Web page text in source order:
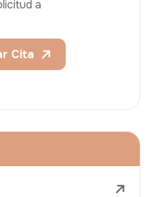
a
Cita